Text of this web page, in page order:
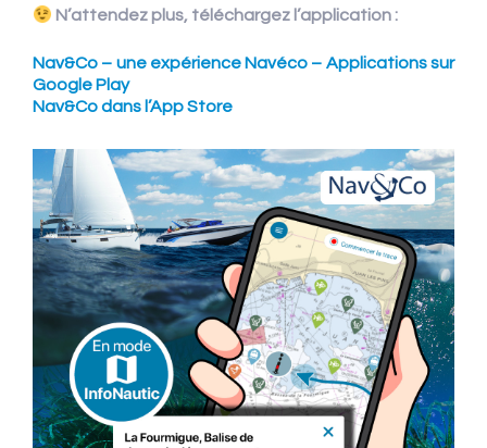
N’attendez plus, téléchargez l’application :
Nav&Co – une expérience Navéco – Applications sur
Google Play
Nav&Co dans l’App Store